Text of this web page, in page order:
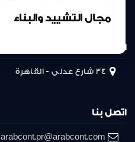
مجال التشييد والبناء
34 شارع عدلى - القاهرة
اتصل بنا
arabcont.pr@arabcont.com